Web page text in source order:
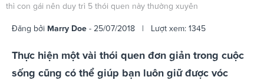
thì con gái nên duy trì 5 thói quen này thường xuyên
Đăng bởi Marry Doe - 25/07/2018 | Lượt xem: 1345
Thực hiện một vài thói quen đơn giản trong cuộc
sống cũng có thể giúp bạn luôn giữ được vóc